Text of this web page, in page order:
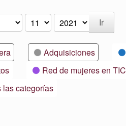
Adquisiciones
Red de mujeres en TIC
las categorías